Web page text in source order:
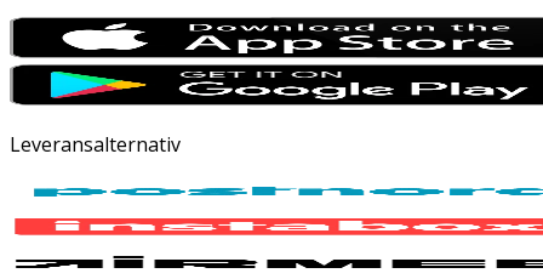
Leveransalternativ